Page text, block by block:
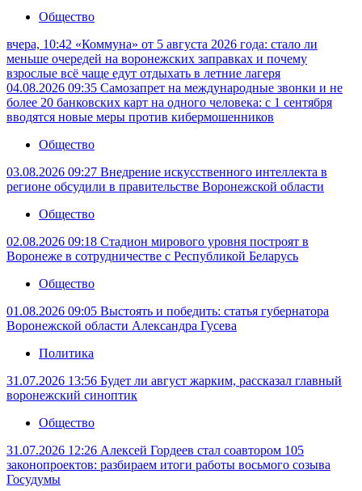
Общество
вчера, 10:42 «Коммуна» от 5 августа 2026 года: стало ли
меньше очередей на воронежских заправках и почему
взрослые всё чаще едут отдыхать в летние лагеря
04.08.2026 09:35 Самозапрет на международные звонки и не
более 20 банковских карт на одного человека: с 1 сентября
вводятся новые меры против кибермошенников
Общество
03.08.2026 09:27 Внедрение искусственного интеллекта в
регионе обсудили в правительстве Воронежской области
Общество
02.08.2026 09:18 Стадион мирового уровня построят в
Воронеже в сотрудничестве с Республикой Беларусь
Общество
01.08.2026 09:05 Выстоять и победить: статья губернатора
Воронежской области Александра Гусева
Политика
31.07.2026 13:56 Будет ли август жарким, рассказал главный
воронежский синоптик
Общество
31.07.2026 12:26 Алексей Гордеев стал соавтором 105
законопроектов: разбираем итоги работы восьмого созыва
Госудумы